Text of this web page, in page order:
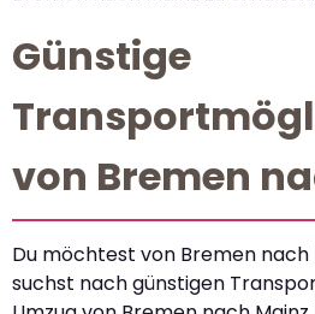
Günstige
von Bremen
Du möchtest von Bremen nach
suchst nach günstigen